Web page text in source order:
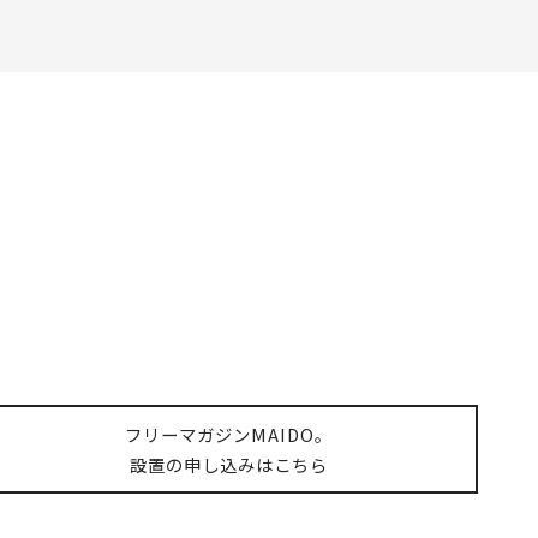
フリーマガジンMAIDO。
設置の申し込みはこちら